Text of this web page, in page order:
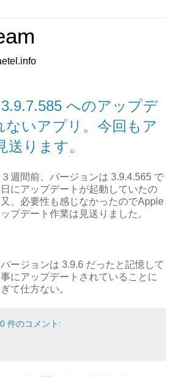
へのアップデ
ないアプリ。今回もア
送ります。
週間前、バージョンは 3.9.4.565 で
にアップデートが起動していたの
、必要性も感じなかったのでApple
プデート作業は見送りました。
ージョンは 3.9.6 だったと記憶して
にアップデートされていることに
て仕方ない。
0 件のコメント: